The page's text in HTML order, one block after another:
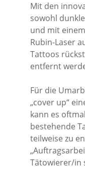
Mit den
sowohl
und mit
Rubin-Laser
Tattoos
entfernt
Für die
„cover up“
kann es
bestehende
teilweise zu
Tätowierer/in